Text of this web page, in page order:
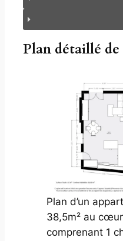
Plan détaillé de
Plan d’un
38,5m² au
comprenant 1